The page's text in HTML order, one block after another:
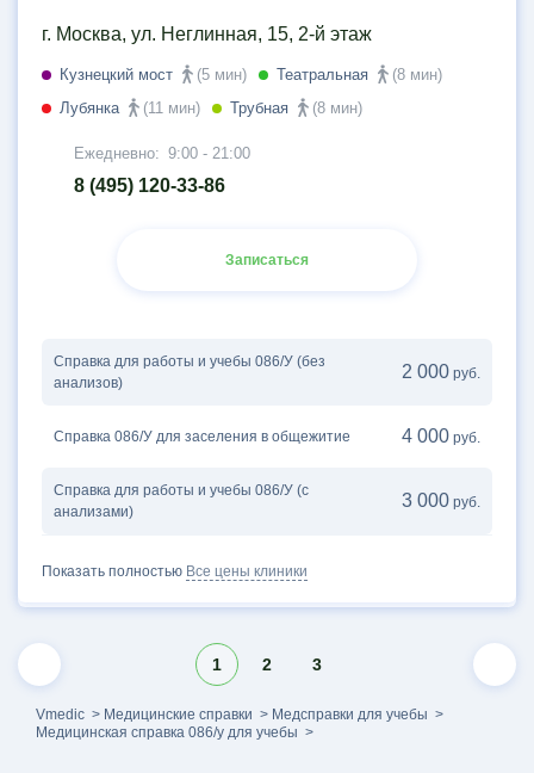
г. Москва, ул. Неглинная, 15, 2-й этаж
Кузнецкий мост (5 мин) Театральная
(8 мин)
Лубянка
(11 мин) Трубная (8 мин)
Ежедневно: 9:00 - 21:00
8 (495) 120-33-86
Записаться
Справка для работы и учебы 086/У (без
анализов)
2 000 руб.
Справка 086/У для заселения в общежитие 4 000 руб.
Справка для работы и учебы 086/У (с
анализами)
3 000 руб.
Показать полностью Все цены клиники
1 2 3
Vmedic Медицинские справки
Медсправки для учебы
Медицинская справка 086/у для учебы